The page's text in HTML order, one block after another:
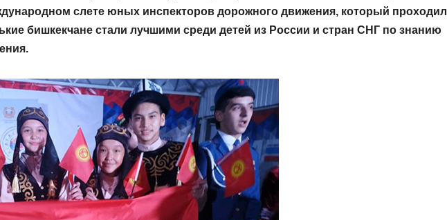
слете юных инспекторов дорожного движения, который проходил
бишкекчане стали лучшими среди детей из России и стран СНГ по знанию